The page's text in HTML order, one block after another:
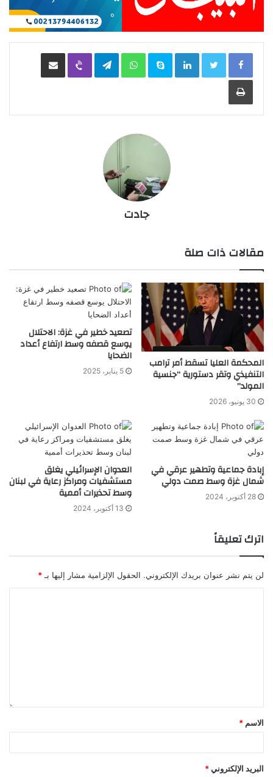
LinkedIn
Skype
WhatsApp
Telegram
Viber مشاركة عبر البريد
طباعة
جادت
مقالات ذات صلة
المحكمة العليا تسقط أمر ترامب
التنفيذي وتقر دستورية “جنسية
المولد”
30 يونيو، 2026
تصعيد خطير في غزة: الاحتلال
يوسع قصفه وسط ارتفاع أعداد
الضحايا
5 يناير، 2025
إبادة جماعية وتطهير عرقي في
شمال غزة وسط صمت دولي
28 أكتوبر، 2024
العدوان الإسرائيلي يغلق
مستشفيات ومراكز رعاية في لبنان
وسط تحذيرات أممية
13 أكتوبر، 2024
اترك تعليقاً
لن يتم نشر عنوان بريدك الإلكتروني. الحقول الإلزامية مشار إليها بـ *
الاسم *
البريد الإلكتروني *